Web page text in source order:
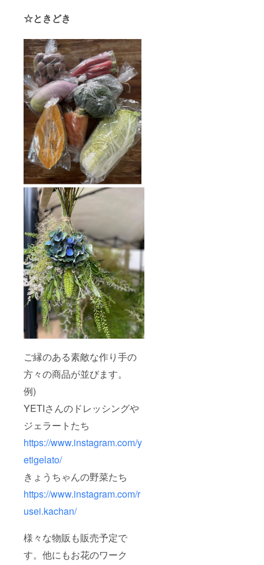
☆ときどき
ご縁のある素敵な作り手の
方々の商品が並びます。
例)
YETIさんのドレッシングや
ジェラートたち
https://www.instagram.com/y
etigelato/
きょうちゃんの野菜たち
https://www.instagram.com/r
usei.kachan/
様々な物販も販売予定で
す。他にもお花のワーク